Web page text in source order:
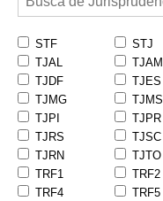
STF STJ
TJAL
TJAM
TJDF
TJES
TJMG
TJMS
TJPI
TJPR
TJRS
TJSC
TJRN
TJTO
TRF1
TRF2
TRF4
TRF5